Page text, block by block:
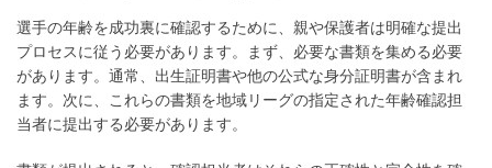
選手の年齢を成功裏に確認するために、親や保護者は明確な提出
プロセスに従う必要があります。まず、必要な書類を集める必要
があります。通常、出生証明書や他の公式な身分証明書が含まれ
ます。次に、これらの書類を地域リーグの指定された年齢確認担
当者に提出する必要があります。